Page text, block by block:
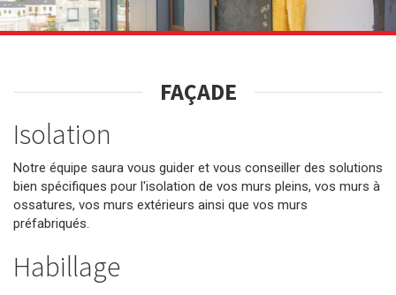
FAÇADE
Isolation
Notre équipe saura vous guider et vous conseiller des solutions
bien spécifiques pour l'isolation de vos murs pleins, vos murs à
ossatures, vos murs extérieurs ainsi que vos murs
préfabriqués.
Habillage